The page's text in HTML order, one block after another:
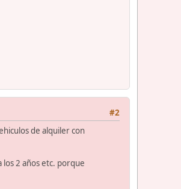
#2
de alquiler con
los 2 años etc. porque